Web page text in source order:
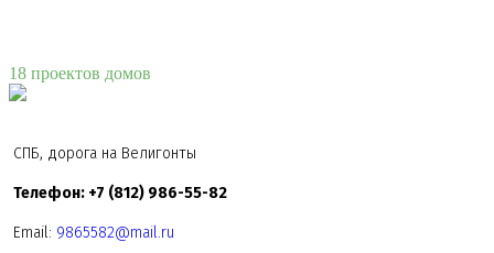
18 проектов домов
СПБ, дорога на Велигонты
Телефон: +7 (812) 986-55-82
Email: 9865582@mail.ru